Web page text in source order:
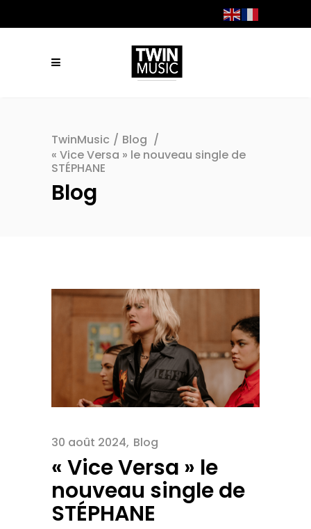
TwinMusic / Blog /
« Vice Versa » le nouveau single de
STÉPHANE
Blog
30 août 2024 Blog
« Vice Versa » le
nouveau single de
STÉPHANE